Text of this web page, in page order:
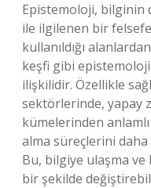
Epistemoloji, bilginin
ile ilgilenen bir felsefe
kullanıldığı
keşfi gibi
ilişkilidir. Özellikle
sektörlerinde, yapay
kümelerinden
alma süreçlerini daha
Bu, bilgiye ulaşma
bir şekilde